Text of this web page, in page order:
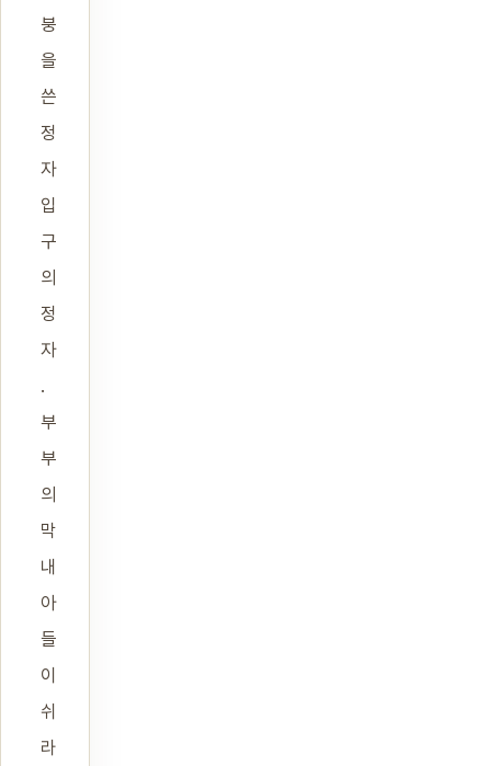
붕
을
쓴
정
자
입
구
의
정
자
.
부
부
의
막
내
아
들
이
쉬
라